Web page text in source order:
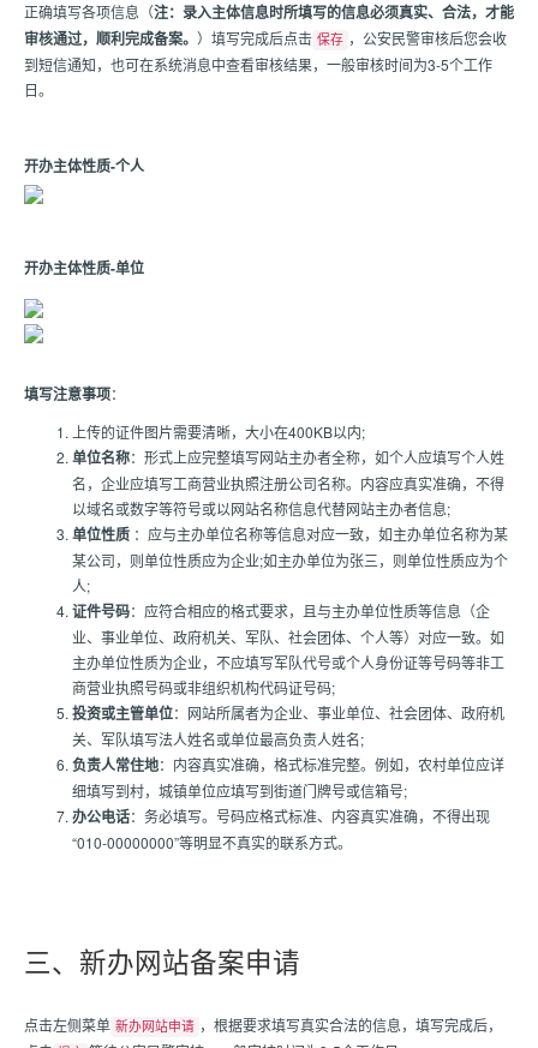
正确填写各项信息（注：录入主体信息时所填写的信息必须真实、合法，才能
审核通过，顺利完成备案。 ）填写完成后点击 保存 ，公安民警审核后您会收
到短信通知，也可在系统消息中查看审核结果，一般审核时间为3-5个工作
日。
开办主体性质-个人
开办主体性质-单位
填写注意事项：
上传的证件图片需要清晰，大小在400KB以内;
单位名称：形式上应完整填写网站主办者全称，如个人应填写个人姓
名，企业应填写工商营业执照注册公司名称。内容应真实准确，不得
以域名或数字等符号或以网站名称信息代替网站主办者信息;
单位性质 ：应与主办单位名称等信息对应一致，如主办单位名称为某
某公司，则单位性质应为企业;如主办单位为张三，则单位性质应为个
人;
证件号码：应符合相应的格式要求，且与主办单位性质等信息（企
业、事业单位、政府机关、军队、社会团体、个人等）对应一致。如
主办单位性质为企业，不应填写军队代号或个人身份证等号码等非工
商营业执照号码或非组织机构代码证号码;
投资或主管单位：网站所属者为企业、事业单位、社会团体、政府机
关、军队填写法人姓名或单位最高负责人姓名;
负责人常住地：内容真实准确，格式标准完整。例如，农村单位应详
细填写到村，城镇单位应填写到街道门牌号或信箱号;
办公电话：务必填写。号码应格式标准、内容真实准确，不得出现
“010-00000000”等明显不真实的联系方式。
三、新办网站备案申请
点击左侧菜单 新办网站申请 ，根据要求填写真实合法的信息，填写完成后，